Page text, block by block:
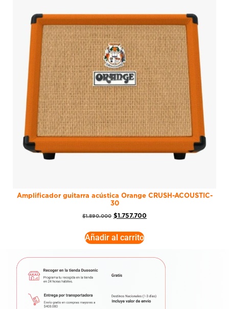
Amplificador guitarra acústica Orange CRUSH-ACOUSTIC-
30
$1.890.000 $1.757.700
Añadir al carrito